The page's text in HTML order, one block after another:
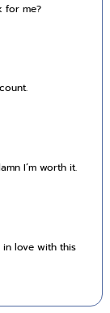
for me?
I’m worth it.
in love with this